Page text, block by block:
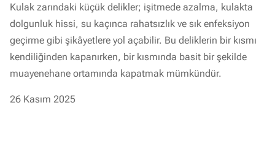
Kulak zarındaki küçük delikler; işitmede azalma, kulakta
dolgunluk hissi, su kaçınca rahatsızlık ve sık enfeksiyon
geçirme gibi şikâyetlere yol açabilir. Bu deliklerin bir kısmı
kendiliğinden kapanırken, bir kısmında basit bir şekilde
muayenehane ortamında kapatmak mümkündür.
26 Kasım 2025